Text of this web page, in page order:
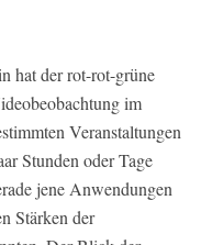
hat der rot-rot-grüne
im
Veranstaltungen
Stunden oder Tage
jene Anwendungen
Stärken der